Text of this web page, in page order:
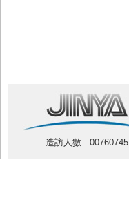
造訪人數 : 00760745